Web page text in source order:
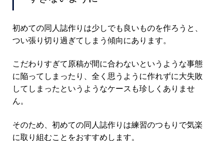
初めての同人誌作りは少しでも良いものを作ろうと、
つい張り切り過ぎてしまう傾向にあります。
こだわりすぎて原稿が間に合わないというような事態
に陥ってしまったり、全く思うように作れずに大失敗
してしまったというようなケースも珍しくありませ
ん。
そのため、初めての同人誌作りは練習のつもりで気楽
に取り組むことをおすすめします。